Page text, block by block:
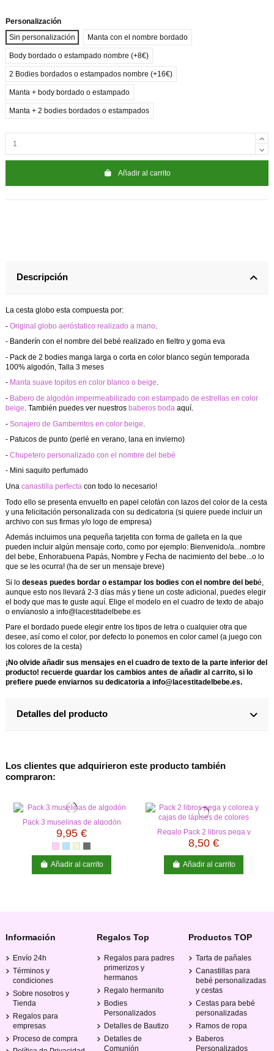
Personalización
Sin personalización
Manta con el nombre bordado
Body bordado o estampado nombre (+8€)
2 Bodies bordados o estampados nombre (+16€)
Manta + body bordado o estampado
Manta + 2 bodies bordados o estampados
Añadir al carrito
Descripción
La cesta globo esta compuesta por:
- Original globo aeróstatico realizado a mano
- Banderín con el nombre del bebé realizado en fieltro y goma eva
- Pack de 2 bodies manga larga o corta en color blanco según temporada
100% algodón, Talla 3 meses
- Manta suave topitos en color blanco o beige.
- Babero de algodón impermeabilizado con estampado de estrellas en color
beige. También puedes ver nuestros baberos boda aquí.
- Sonajero de Gamberritos en color beige
- Patucos de punto (perlé en verano, lana en invierno)
- Chupetero personalizado con el nombre del bebé
- Mini saquito perfumado
Una canastilla perfecta con todo lo necesario!
Todo ello se presenta envuelto en papel celofán con lazos del color de la cesta
y una felicitación personalizada con su dedicatoria (si quiere puede incluir un
archivo con sus firmas y/o logo de empresa)
Además incluimos una pequeña tarjetita con forma de galleta en la que
pueden incluir algún mensaje corto, como por ejemplo: Bienvenido/a...nombre
del bebe, Enhorabuena Papás, Nombre y Fecha de nacimiento del bebe...o lo
que se les ocurra! (ha de ser un mensaje breve)
Si lo deseas puedes bordar o estampar los bodies con el nombre del bebé,
aunque esto nos llevará 2-3 días más y tiene un coste adicional, puedes elegir
el body que mas te guste aquí . Elige el modelo en el cuadro de texto de abajo
o envíanoslo a info@lacestitadelbebe.es
Pare el bordado puede elegir entre los tipos de letra o cualquier otra que
desee, así como el color, por defecto lo ponemos en color camel (a juego con
los colores de la cesta)
¡No olvide añadir sus mensajes en el cuadro de texto de la parte inferior del
producto! recuerde guardar los cambios antes de añadir al carrito, si lo
prefiere puede enviarnos su dedicatoria a info@lacestitadelbebe.es.
Detalles del producto
Los clientes que adquirieron este producto también
compraron:
Pack 3 muselinas de algodón
9,95 €
Añadir al carrito
Regalo Pack 2 libros pega y
colorea y cajas de lápices de
colores
8,50 €
Añadir al carrito
Información
Envío 24h
Términos y
condiciones
Sobre nosotros y
Tienda
Regalos para
empresas
Proceso de compra
Regalos Top
Regalos para padres
primerizos y
hermanos
Regalo hermanito
Bodies
Personalizados
Detalles de Bautizo
Detalles de
Comunión
Productos TOP
Tarta de pañales
Canastillas para
bebé personalizadas
y cestas
Cestas para bebé
personalizadas
Ramos de ropa
Baberos
Personalizados